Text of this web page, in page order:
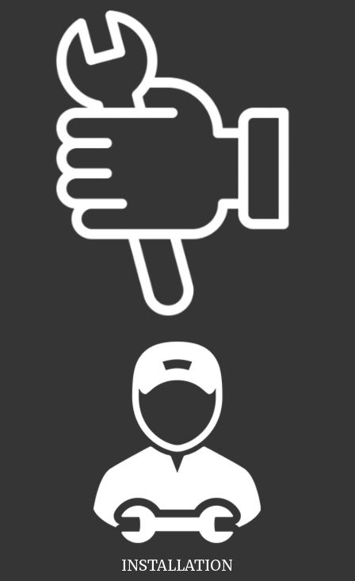
INSTALLATION